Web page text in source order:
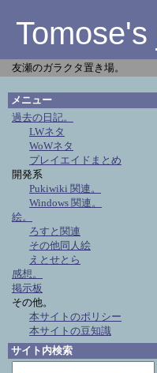
友瀬のガラクタ置き場。
メニュー
過去の日記。
LWネタ
WoWネタ
プレイエイドまとめ
開発系
Pukiwiki 関連。
Windows 関連。
絵。
ろすと関連
その他同人絵
えとせとら
感想。
掲示板
その他。
本サイトのポリシー
本サイトの豆知識
サイト内検索